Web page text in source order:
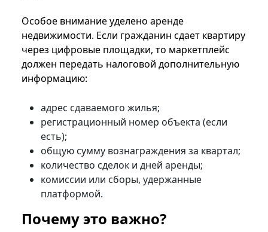
Особое внимание уделено аренде
недвижимости. Если гражданин сдает квартиру
через цифровые площадки, то маркетплейс
должен передать налоговой дополнительную
информацию:
адрес сдаваемого жилья;
регистрационный номер объекта (если
есть);
общую сумму вознаграждения за квартал;
количество сделок и дней аренды;
комиссии или сборы, удержанные
платформой.
Почему это важно?